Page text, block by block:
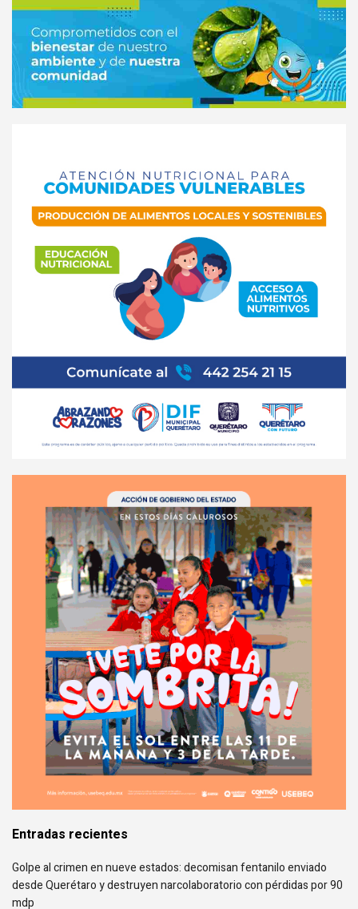
Entradas recientes
Golpe al crimen en nueve estados: decomisan fentanilo enviado
desde Querétaro y destruyen narcolaboratorio con pérdidas por 90
mdp